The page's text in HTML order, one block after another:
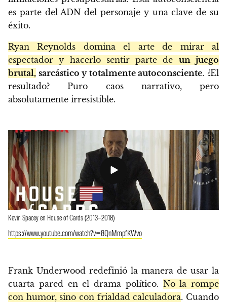
es parte del ADN del personaje y una clave de su
éxito.
Ryan Reynolds domina el arte de mirar al
espectador y hacerlo sentir parte de un juego
brutal, sarcástico y totalmente autoconsciente. ¿El
resultado? Puro caos narrativo, pero
absolutamente irresistible.
Kevin Spacey en House of Cards (2013–2018)
https://www.youtube.com/watch?v=8QnMmpfKWvo
Frank Underwood redefinió la manera de usar la
cuarta pared en el drama político. No la rompe
con humor, sino con frialdad calculadora. Cuando